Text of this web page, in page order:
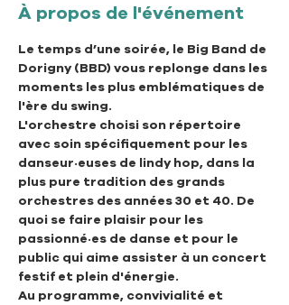
À propos de l'événement
Le temps d’une soirée, le Big Band de
Dorigny (BBD) vous replonge dans les
moments les plus emblématiques de
l'ère du swing.
L'orchestre choisi son répertoire
avec soin spécifiquement pour les
danseur·euses de lindy hop, dans la
plus pure tradition des grands
orchestres des années 30 et 40. De
quoi se faire plaisir pour les
passionné·es de danse et pour le
public qui aime assister à un concert
festif et plein d'énergie.
Au programme, convivialité et